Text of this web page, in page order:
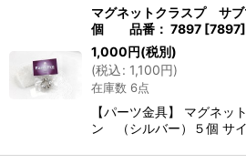
マグネットクラスプ サブ
個 品番： 7897 [7897]
1,000円(税別)
(税込: 1,100円)
在庫数 6点
【パーツ金具】 マグネッ
ン （シルバー）５個 サ